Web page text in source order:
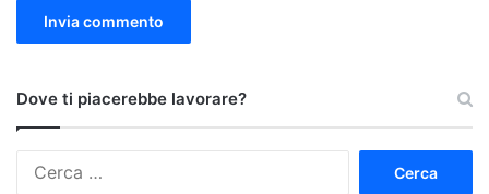
Dove ti piacerebbe lavorare?